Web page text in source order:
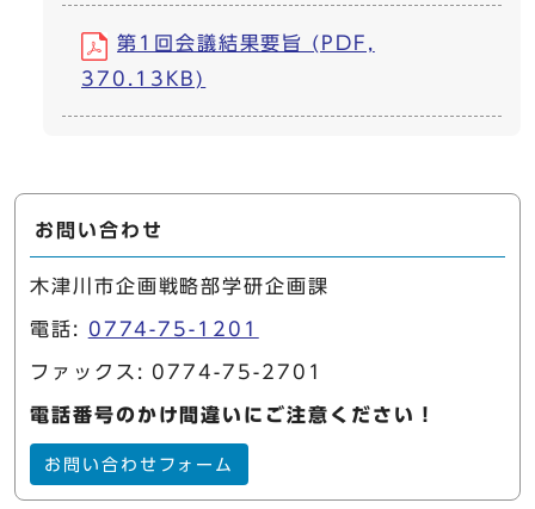
第1回会議結果要旨 (PDF,
370.13KB)
お問い合わせ
木津川市企画戦略部学研企画課
電話: 0774-75-1201
ファックス: 0774-75-2701
電話番号のかけ間違いにご注意ください！
お問い合わせフォーム